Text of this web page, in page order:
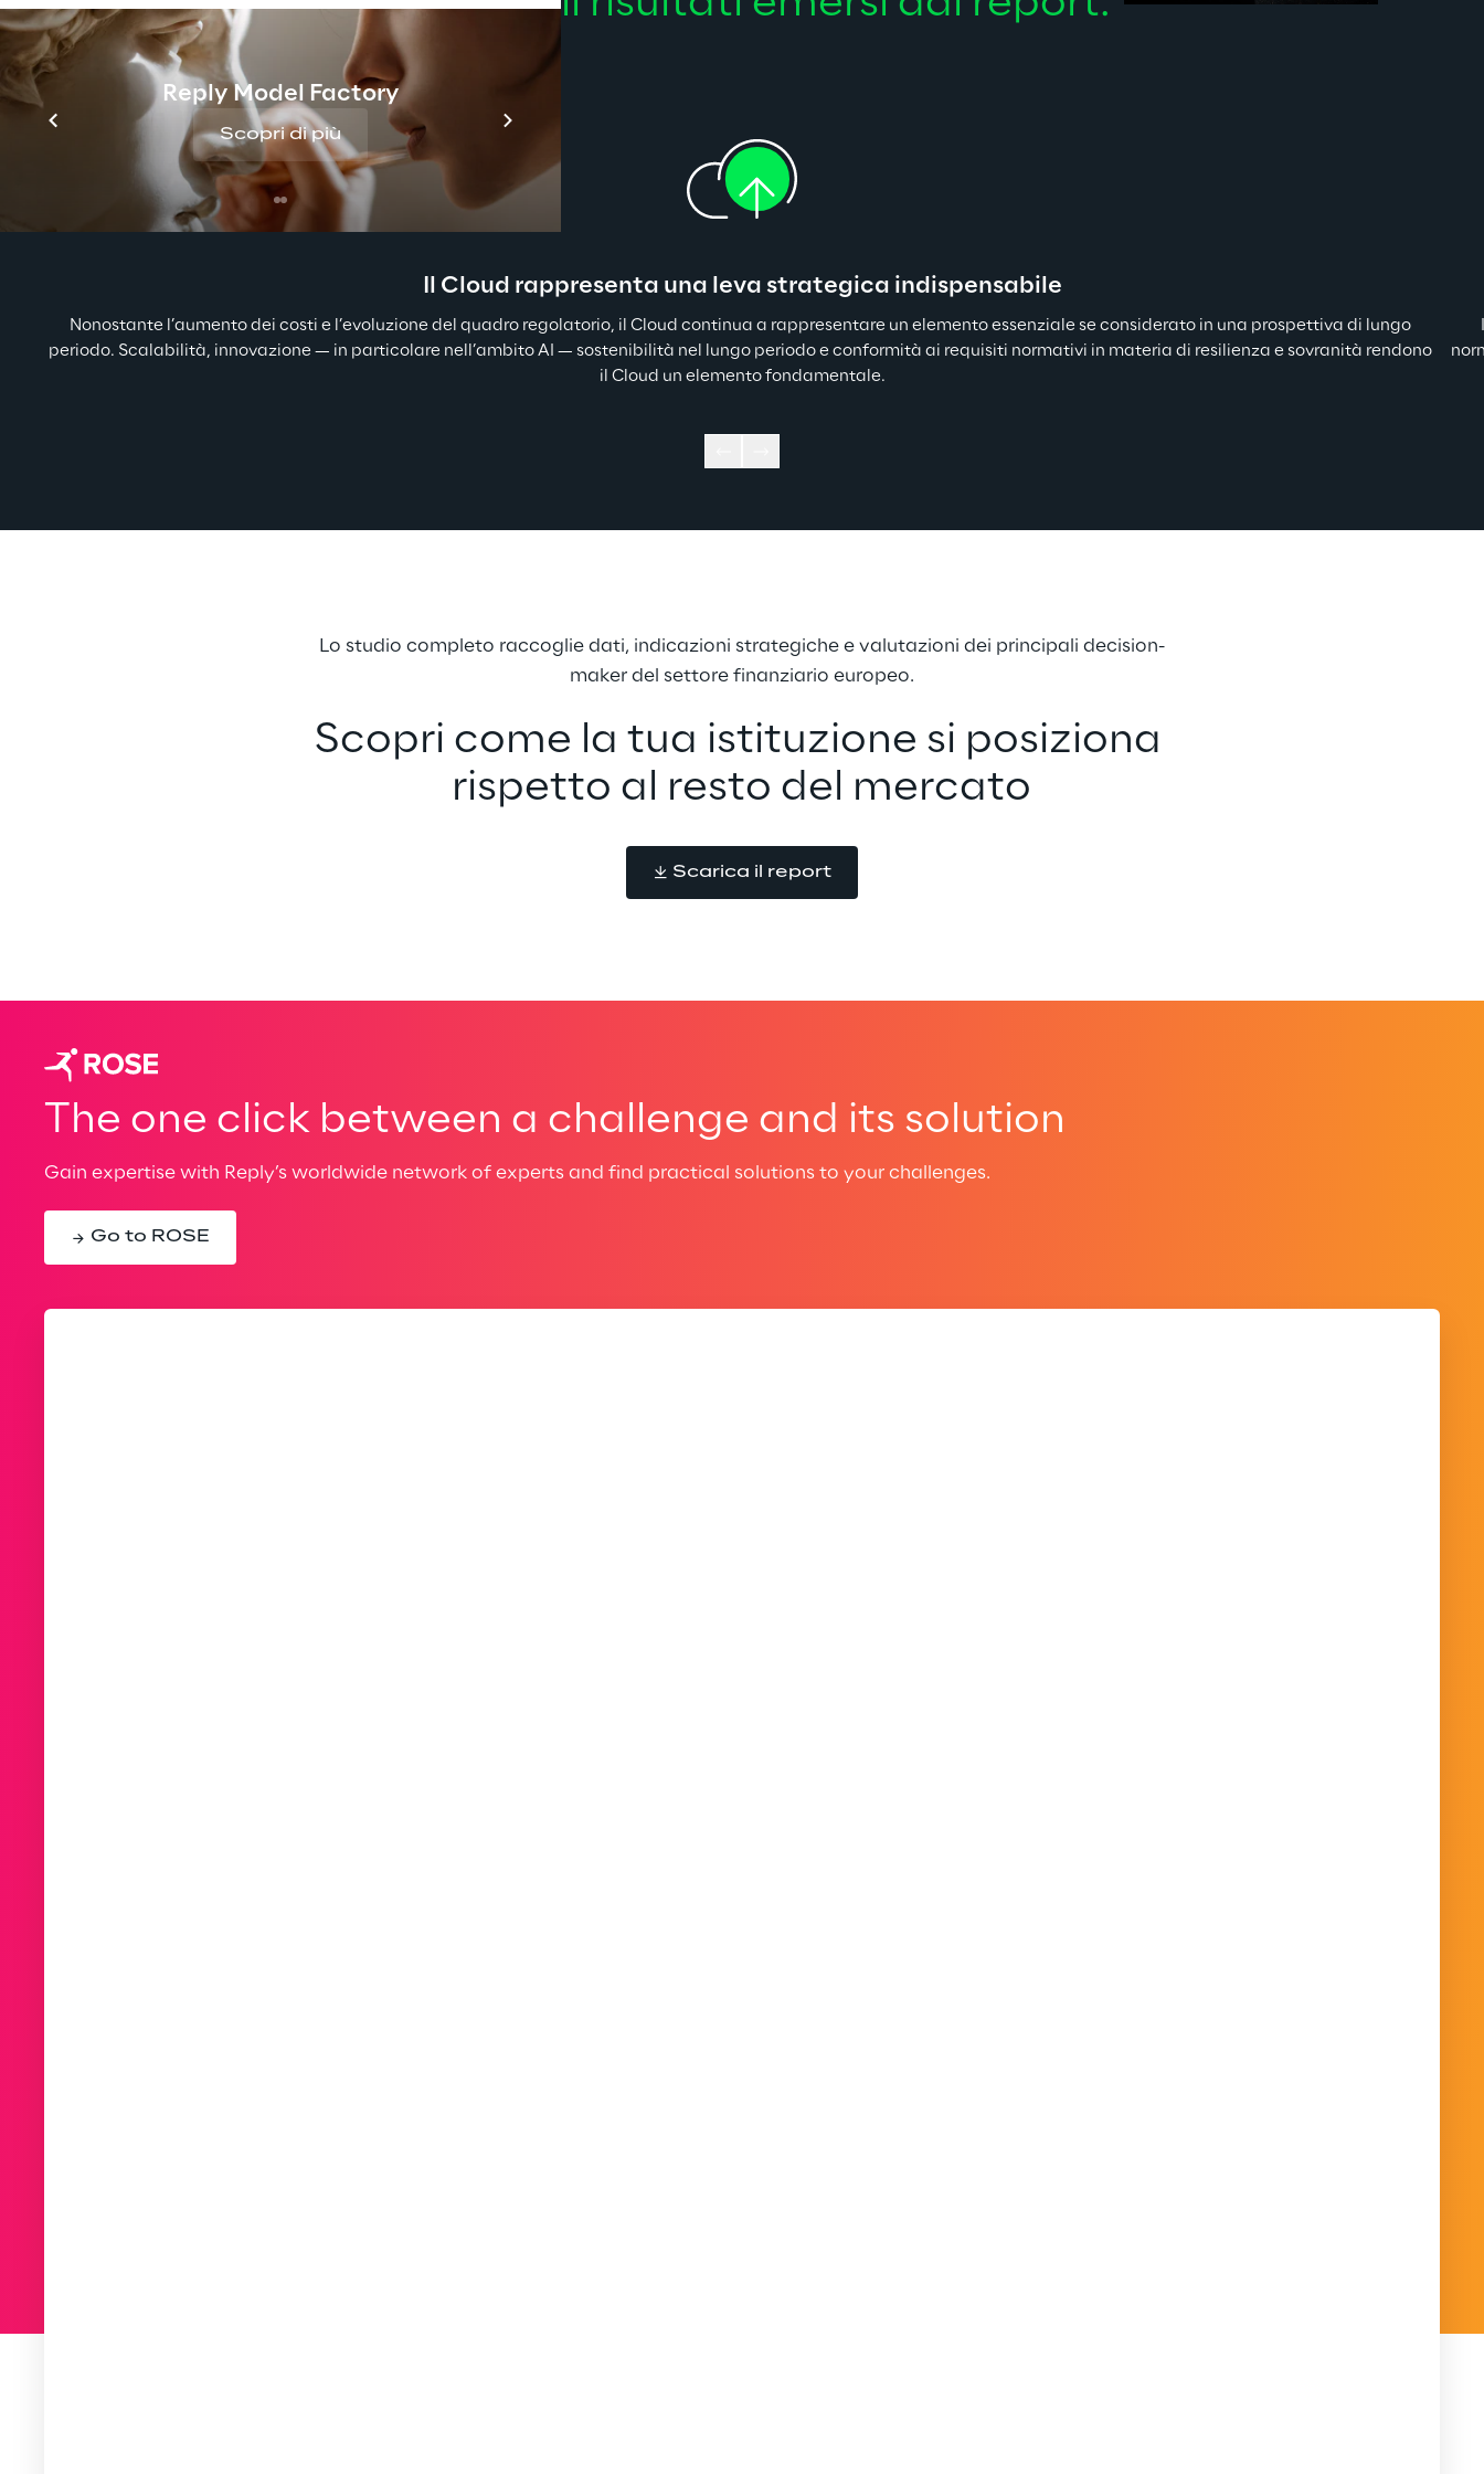
Reply Model Factory
Scopri di più
Il Cloud rappresenta una leva strategica indispensabile
Nonostante l’aumento dei costi e l’evoluzione del quadro regolatorio, il Cloud continua a rappresentare un elemento essenziale se considerato in una prospettiva di lungo
periodo. Scalabilità, innovazione — in particolare nell’ambito AI — sostenibilità nel lungo periodo e conformità ai requisiti normativi in materia di resilienza e sovranità rendono
il Cloud un elemento fondamentale.
Lo studio completo raccoglie dati, indicazioni strategiche e valutazioni dei principali decision-
maker del settore finanziario europeo.
Scopri come la tua istituzione si posiziona
rispetto al resto del mercato
Scarica il report
The one click between a challenge and its solution
Gain expertise with Reply’s worldwide network of experts and find practical solutions to your challenges.
Go to ROSE